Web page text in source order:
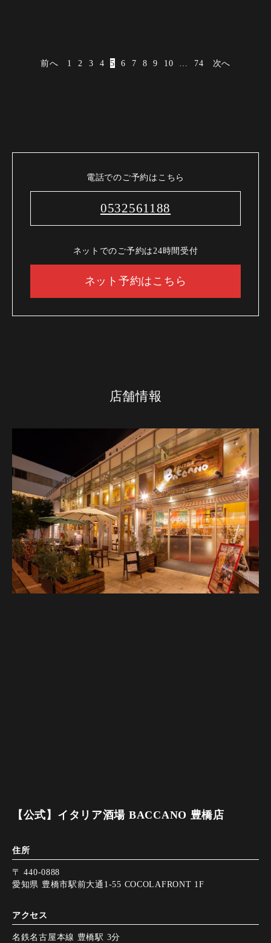
前へ 1 2 3 4 5 6 7 8 9 10 … 74 次へ
電話でのご予約はこちら
0532561188
ネットでのご予約は24時間受付
ネット予約はこちら
店舗情報
【公式】イタリア酒場 BACCANO 豊橋店
住所
〒 440-0888
愛知県 豊橋市駅前大通1-55 COCOLAFRONT 1F
アクセス
名鉄名古屋本線 豊橋駅 3分